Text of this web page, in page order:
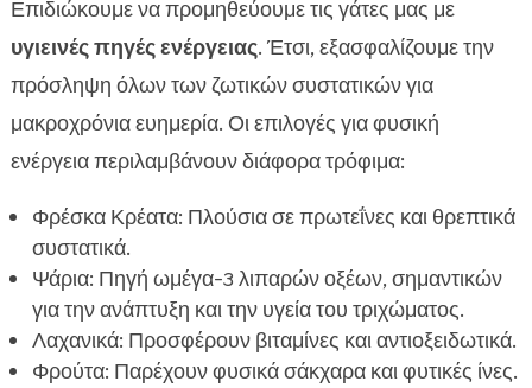
Επιδιώκουμε να προμηθεύουμε τις γάτες μας με
υγιεινές πηγές ενέργειας. Έτσι, εξασφαλίζουμε την
πρόσληψη όλων των ζωτικών συστατικών για
μακροχρόνια ευημερία. Οι επιλογές για φυσική
ενέργεια περιλαμβάνουν διάφορα τρόφιμα:
Φρέσκα Κρέατα: Πλούσια σε πρωτεΐνες και θρεπτικά
συστατικά.
Ψάρια: Πηγή ωμέγα-3 λιπαρών οξέων, σημαντικών
για την ανάπτυξη και την υγεία του τριχώματος.
Λαχανικά: Προσφέρουν βιταμίνες και αντιοξειδωτικά.
Φρούτα: Παρέχουν φυσικά σάκχαρα και φυτικές ίνες.